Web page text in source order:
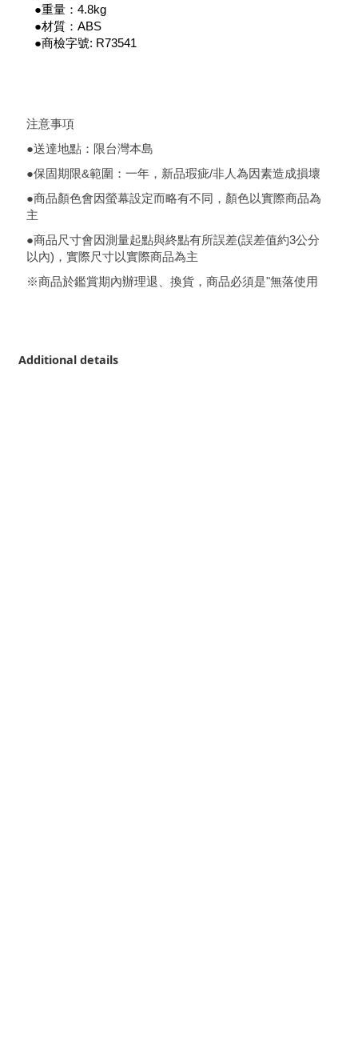
●重量：4.8kg
●材質：ABS
●商檢字號: R73541
注意事項
●送達地點：限台灣本島
●保固期限&範圍：一年，新品瑕疵/非人為因素造成損壞
●商品顏色會因螢幕設定而略有不同，顏色以實際商品為
主
●商品尺寸會因測量起點與終點有所誤差(誤差值約3公分
以內)，實際尺寸以實際商品為主
※商品於鑑賞期內辦理退、換貨，商品必須是"無落使用
Additional details